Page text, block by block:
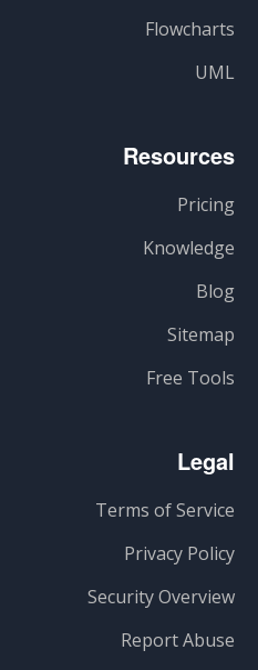
Flowcharts
UML
Resources
Pricing
Knowledge
Blog
Sitemap
Free Tools
Legal
Terms of Service
Privacy Policy
Security Overview
Report Abuse